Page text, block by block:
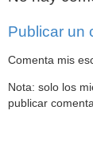
Publicar un
Comenta mis
Nota: solo los
publicar